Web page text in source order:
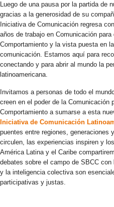
Luego de una pausa por la partida de
gracias a la generosidad de su
Iniciativa de Comunicación regresa
años de trabajo en Comunicación
Comportamiento y la vista puesta en
comunicación. Estamos aquí para
conectando y para abrir al mundo la
latinoamericana.
Invitamos a personas de todo el
creen en el poder de la Comunicación
Comportamiento a sumarse a esta
Iniciativa de Comunicación
puentes entre regiones, generaciones
circulen, las experiencias inspiren y
América Latina y el Caribe
debates sobre el campo de SBCC
y la inteligencia colectiva son
participativas y justas.